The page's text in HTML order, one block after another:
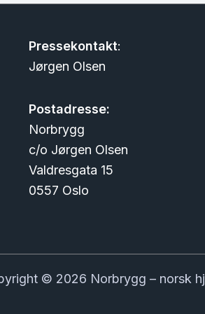
Pressekontakt:
Jørgen Olsen
Postadresse:
Norbrygg
c/o Jørgen Olsen
Valdresgata 15
0557 Oslo
© 2026 Norbrygg – norsk